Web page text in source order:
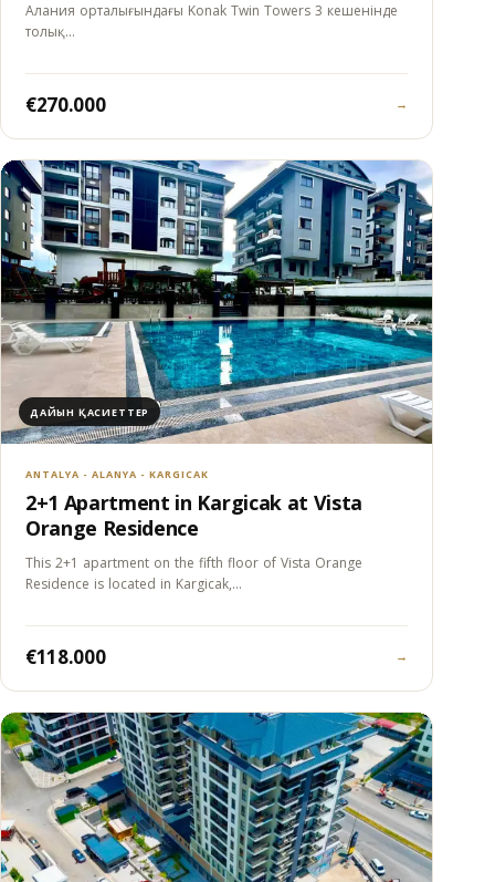
Алания орталығындағы Konak Twin Towers 3 кешенінде
толық…
€270.000 →
ДАЙЫН ҚАСИЕТТЕР
ANTALYA - ALANYA - KARGICAK
2+1 Apartment in Kargicak at Vista
Orange Residence
This 2+1 apartment on the fifth floor of Vista Orange
Residence is located in Kargicak,…
€118.000 →